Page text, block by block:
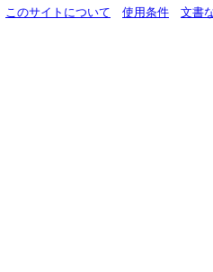
このサイトについて 使用条件 文書